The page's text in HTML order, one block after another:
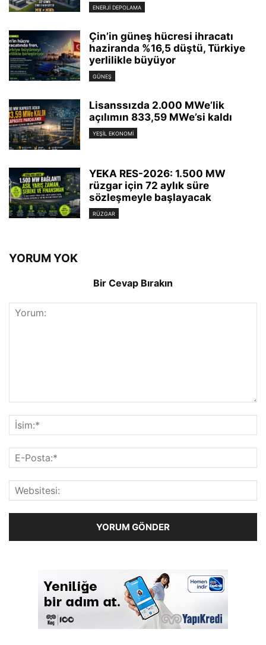
ENERJI DEPOLAMA
Çin’in güneş hücresi ihracatı
haziranda %16,5 düştü, Türkiye
yerlilikle büyüyor
GÜNEŞ
Lisanssızda 2.000 MWe’lik
açılımın 833,59 MWe’si kaldı
YEŞIL EKONOMI
YEKA RES-2026: 1.500 MW
rüzgar için 72 aylık süre
sözleşmeyle başlayacak
RÜZGAR
YORUM YOK
Bir Cevap Bırakın